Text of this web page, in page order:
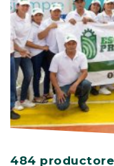
484